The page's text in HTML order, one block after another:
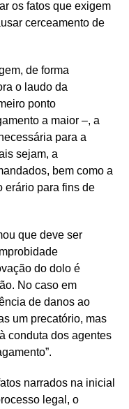
os fatos que exigem
cerceamento de
de forma
o laudo da
ponto
a maior –, a
para a
sejam, a
bem como a
erário para fins de
que deve ser
do dolo é
No caso em
de danos ao
um precatório, mas
conduta dos agentes
narrados na inicial
legal, o